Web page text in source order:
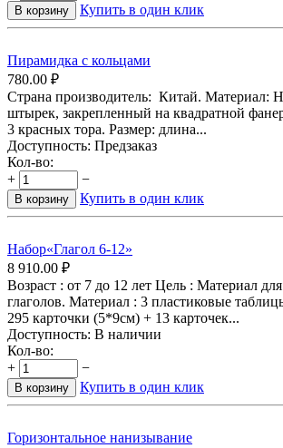
В корзину Купить в один клик
Пирамидка с кольцами
780.00 ₽
Страна производитель: Китай. Материал:
штырек, закрепленный на квадратной
3 красных тора. Размер: длина...
Доступность: Предзаказ
Кол-во:
+
−
В корзину Купить в один клик
Набор«Глагол 6-12»
8 910.00 ₽
Возраст : от 7 до 12 лет Цель : Материал
глаголов. Материал : 3 пластиковые
295 карточки (5*9см) + 13 карточек...
Доступность: В наличии
Кол-во:
+
−
В корзину Купить в один клик
Горизонтальное нанизывание